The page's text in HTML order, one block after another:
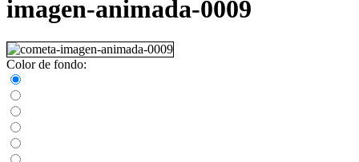
imagen-animada-0009
Color de fondo: